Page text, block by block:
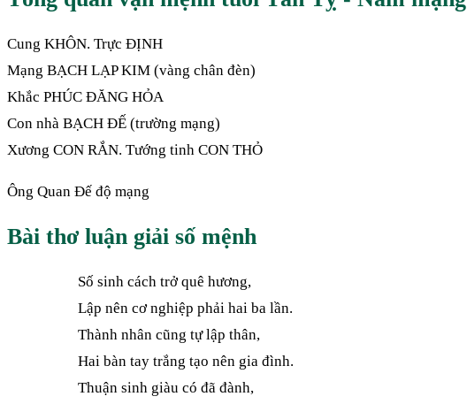
Cung KHÔN. Trực ĐỊNH
Mạng BẠCH LẠP KIM (vàng chân đèn)
Khắc PHÚC ĐĂNG HỎA
Con nhà BẠCH ĐẾ (trường mạng)
Xương CON RẮN. Tướng tinh CON THỎ
Ông Quan Đế độ mạng
Bài thơ luận giải số mệnh
Số sinh cách trở quê hương,
Lập nên cơ nghiệp phải hai ba lần.
Thành nhân cũng tự lập thân,
Hai bàn tay trắng tạo nên gia đình.
Thuận sinh giàu có đã đành,